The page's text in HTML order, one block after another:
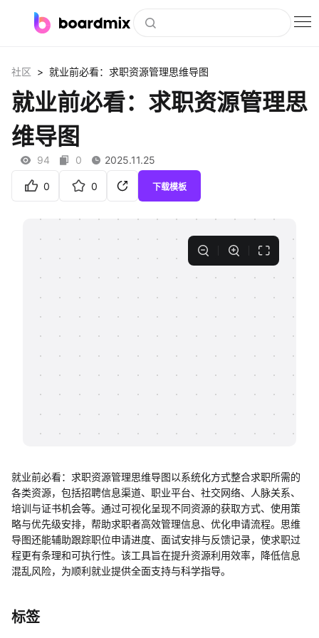
社区资源
会员
企业服务
客户案例
帮助中心
社区 > 就业前必看：求职资源管理思维导图
就业前必看：求职资源管理思
维导图
94 0 2025.11.25
0 0 下载模板
就业前必看：求职资源管理思维导图以系统化方式整合求职所需的
各类资源，包括招聘信息渠道、职业平台、社交网络、人脉关系、
培训与证书机会等。通过可视化呈现不同资源的获取方式、使用策
略与优先级安排，帮助求职者高效管理信息、优化申请流程。思维
导图还能辅助跟踪职位申请进度、面试安排与反馈记录，使求职过
程更有条理和可执行性。该工具旨在提升资源利用效率，降低信息
混乱风险，为顺利就业提供全面支持与科学指导。
标签